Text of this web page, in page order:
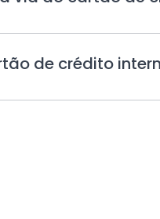
de crédito